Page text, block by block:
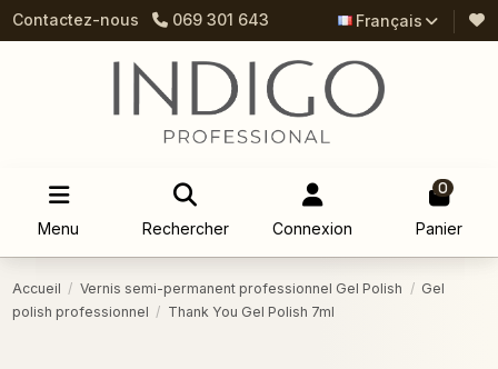
Contactez-nous 069 301 643 Français
Menu Rechercher Connexion
0
Panier
Accueil Vernis semi-permanent professionnel Gel Polish
Gel
polish professionnel
Thank You Gel Polish 7ml